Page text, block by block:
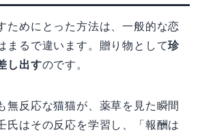
ためにとった方法は、一般的な恋
まるで違います。贈り物として珍
し出すのです。
無反応な猫猫が、薬草を見た瞬間
氏はその反応を学習し、「報酬は